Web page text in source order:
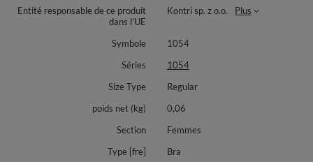
Entité responsable de ce produit
dans l'UE
Kontri sp. z o.o. Plus
Symbole
1054
Séries
1054
Size Type
Regular
poids net (kg)
0,06
Section
Femmes
Type [fre]
Bra